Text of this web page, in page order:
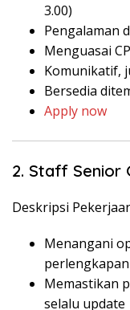
3.00)
Pengalaman
Menguasai
Komunikatif,
Bersedia
Apply now
2. Staff Senior
Deskripsi
Menangani
Memastikan
selalu update